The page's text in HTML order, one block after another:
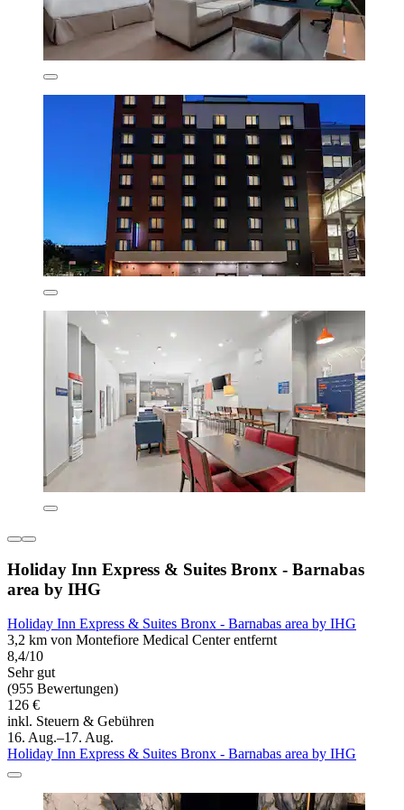
Holiday Inn Express & Suites Bronx - Barnabas
area by IHG
Holiday Inn Express & Suites Bronx - Barnabas area by IHG
3,2 km von Montefiore Medical Center entfernt
8,4/10
Sehr gut
(955 Bewertungen)
126 €
inkl. Steuern & Gebühren
16. Aug.–17. Aug.
Holiday Inn Express & Suites Bronx - Barnabas area by IHG